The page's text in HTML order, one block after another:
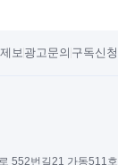
보 광고문의 구독신청
552번길21 가동511호